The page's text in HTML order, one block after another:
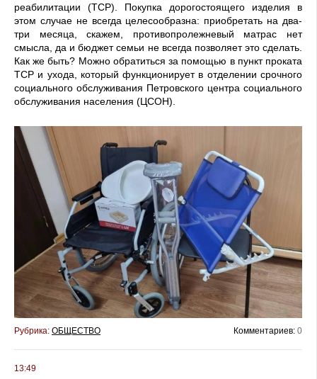
реабилитации (ТСР). Покупка дорогостоящего изделия в
этом случае не всегда целесообразна: приобретать на два-
три месяца, скажем, противопролежневый матрас нет
смысла, да и бюджет семьи не всегда позволяет это сделать.
Как же быть? Можно обратиться за по­мощью в пункт проката
ТСР и ухода, который функционирует в отделении срочного
социаль­ного обслуживания Петровского центра социального
обслужива­ния населения (ЦСОН).
Рубрика: ОБЩЕСТВО Комментариев: 0
13:49